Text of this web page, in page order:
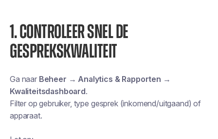
1. CONTROLEER SNEL DE
GESPREKSKWALITEIT
Ga naar Beheer → Analytics & Rapporten →
Kwaliteitsdashboard.
Filter op gebruiker, type gesprek (inkomend/uitgaand) of
apparaat.